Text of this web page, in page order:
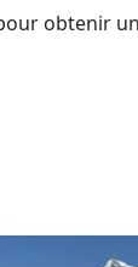
obtenir